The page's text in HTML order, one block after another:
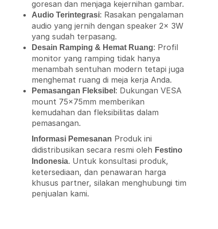
goresan dan menjaga kejernihan gambar.
Audio Terintegrasi: Rasakan pengalaman
audio yang jernih dengan speaker 2x 3W
yang sudah terpasang.
Desain Ramping & Hemat Ruang: Profil
monitor yang ramping tidak hanya
menambah sentuhan modern tetapi juga
menghemat ruang di meja kerja Anda.
Pemasangan Fleksibel : Dukungan VESA
mount 75x75mm memberikan
kemudahan dan fleksibilitas dalam
pemasangan.
Informasi Pemesanan Produk ini
didistribusikan secara resmi oleh Festino
Indonesia. Untuk konsultasi produk,
ketersediaan, dan penawaran harga
khusus partner, silakan menghubungi tim
penjualan kami.